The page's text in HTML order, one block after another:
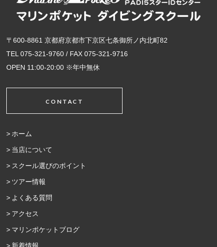
〒600-8861 京都府京都市下京区七条御所ノ内北町82
TEL 075-321-9760 / FAX 075-321-9716
OPEN 11:00-20:00 ※年中無休
CONTACT
ホーム
当店について
スクール選びのポイント
ツアー情報
よくある質問
アクセス
マリンポケットブログ
新着情報